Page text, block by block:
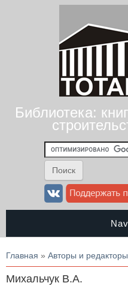
Библиотека:
Вы здесь
Главная » Авторы и
Михальчук В.А.